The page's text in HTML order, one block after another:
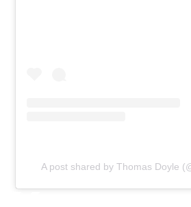
A post shared by Thomas Doyle